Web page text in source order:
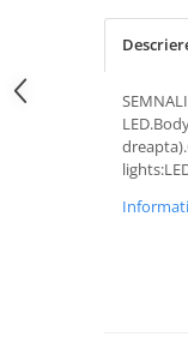
Eleroane auto
Praguri tuning
Tuning evacuare
Accesorii tobe